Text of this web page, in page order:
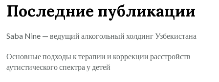
Последние публикации
Saba Nine — ведущий алкогольный холдинг Узбекистана
Основные подходы к терапии и коррекции расстройств
аутистического спектра у детей